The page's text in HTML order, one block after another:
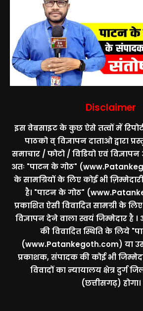
Disclaimer
इस वेबसाइट के कुछ ऐसे तत्वों में
पाठको व् विज्ञापन दाताओ द्वारा
समाचार / फोटो / विडियो एवं
अतः "पाटन के गोठ"
के सामग्रियों के लिए कोई भी
है। "पाटन के गोठ"
प्रकाशित ऐसी विवादित सामग्री के
विज्ञापन देने वाला स्वयं जिम्मेदार है ।
की विवादित स्थिति के लिये
(www.Patankegoth.com) या
प्रकाशक, संपादक की कोई भी
विवादों का न्यायालय क्षेत्र दुर्ग
(छत्तीसगढ़) होगा।